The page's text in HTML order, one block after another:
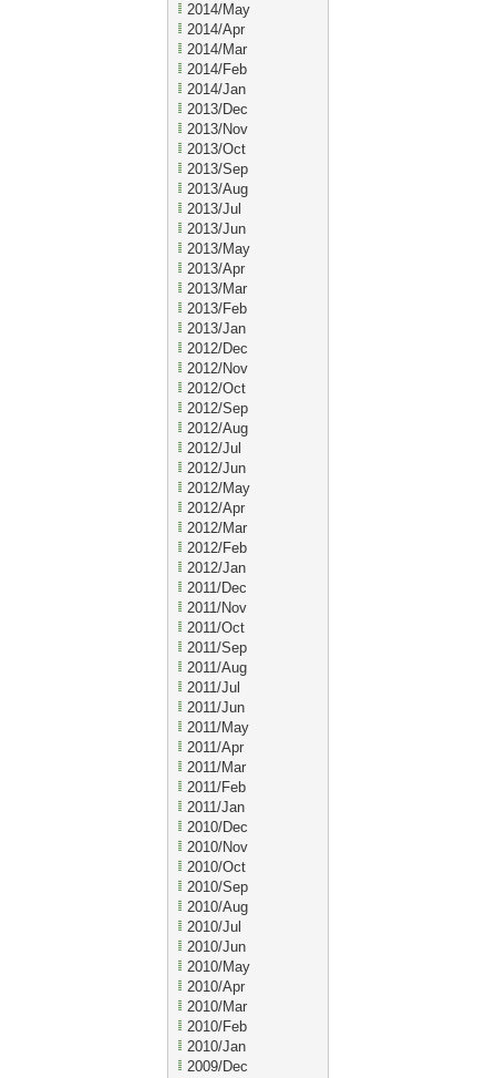
2014/May
2014/Apr
2014/Mar
2014/Feb
2014/Jan
2013/Dec
2013/Nov
2013/Oct
2013/Sep
2013/Aug
2013/Jul
2013/Jun
2013/May
2013/Apr
2013/Mar
2013/Feb
2013/Jan
2012/Dec
2012/Nov
2012/Oct
2012/Sep
2012/Aug
2012/Jul
2012/Jun
2012/May
2012/Apr
2012/Mar
2012/Feb
2012/Jan
2011/Dec
2011/Nov
2011/Oct
2011/Sep
2011/Aug
2011/Jul
2011/Jun
2011/May
2011/Apr
2011/Mar
2011/Feb
2011/Jan
2010/Dec
2010/Nov
2010/Oct
2010/Sep
2010/Aug
2010/Jul
2010/Jun
2010/May
2010/Apr
2010/Mar
2010/Feb
2010/Jan
2009/Dec